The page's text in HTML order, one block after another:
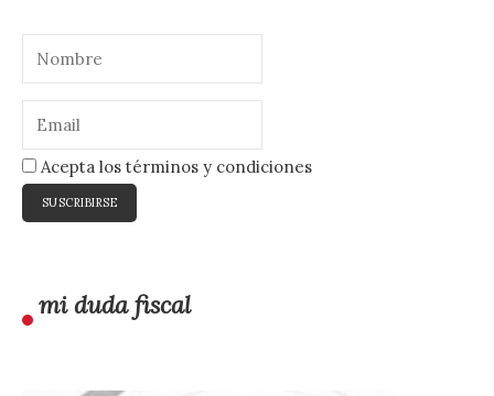
Acepta los términos y condiciones
mi duda fiscal